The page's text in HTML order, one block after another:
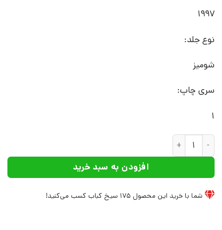
1997
نوع جلد:
شومیز
سری چاپ:
1
کتاب حل المسائل اقتصادسنجی بالتاجی | انتشارات علم عدد
افزودن به سبد خرید
شما با خرید این محصول 175 سیخ کباب کسب می‌کنید!